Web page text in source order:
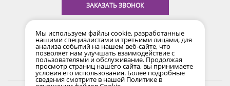
ЗАКАЗАТЬ ЗВОНОК
время по Уфе (MSK+2)
Мы используем файлы cookie, разработанные
нашими специалистами и третьими лицами, для
анализа событий на нашем веб-сайте, что
позволяет нам улучшать взаимодействие с
пользователями и обслуживание. Продолжая
просмотр страниц нашего сайта, вы принимаете
условия его использования. Более подробные
сведения смотрите в нашей Политике в